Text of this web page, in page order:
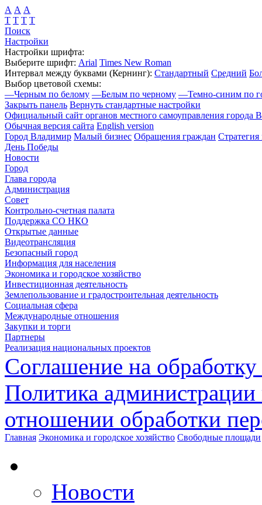
А А А
Т Т Т Т
Поиск
Настройки
Настройки шрифта:
Выберите шрифт: Arial Times New Roman
Интервал между буквами (Кернинг): Стандартный Средний
Выбор цветовой схемы:
—Черным по белому —Белым по черному —Темно-синим по
Закрыть панель Вернуть стандартные настройки
Официальный сайт органов местного самоуправления города
Обычная версия сайта English version
Город Владимир Малый бизнес Обращения граждан Стратегия
День Победы
Новости
Город
Глава города
Администрация
Совет
Контрольно-счетная палата
Поддержка СО НКО
Открытые данные
Видеотрансляция
Безопасный город
Информация для населения
Экономика и городское хозяйство
Инвестиционная деятельность
Землепользование и градостроительная деятельность
Социальная сфера
Международные отношения
Закупки и торги
Партнеры
Реализация национальных проектов
Соглашение на
Политика
отношении обработки
Главная Экономика и городское хозяйство Свободные площади
Новости